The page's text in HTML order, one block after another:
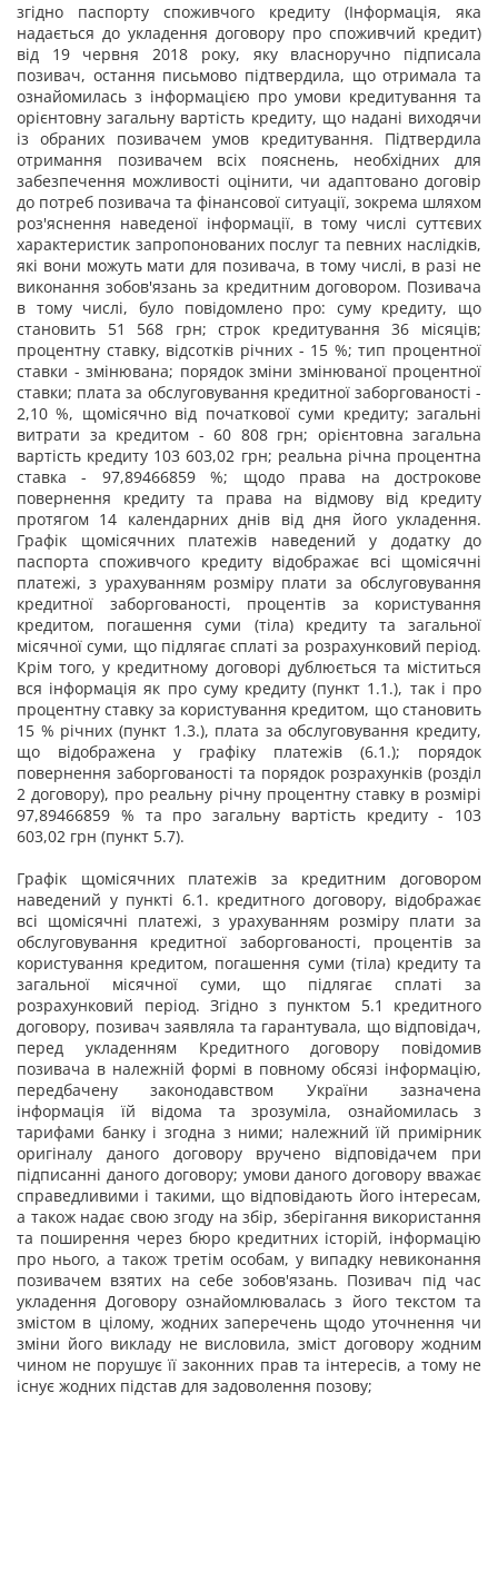
згідно паспорту споживчого кредиту (Інформація, яка
надається до укладення договору про споживчий кредит)
від 19 червня 2018 року, яку власноручно підписала
позивач, остання письмово підтвердила, що отримала та
ознайомилась з інформацією про умови кредитування та
орієнтовну загальну вартість кредиту, що надані виходячи
із обраних позивачем умов кредитування. Підтвердила
отримання позивачем всіх пояснень, необхідних для
забезпечення можливості оцінити, чи адаптовано договір
до потреб позивача та фінансової ситуації, зокрема шляхом
роз'яснення наведеної інформації, в тому числі суттєвих
характеристик запропонованих послуг та певних наслідків,
які вони можуть мати для позивача, в тому числі, в разі не
виконання зобов'язань за кредитним договором. Позивача
в тому числі, було повідомлено про: суму кредиту, що
становить 51 568 грн; строк кредитування 36 місяців;
процентну ставку, відсотків річних - 15 %; тип процентної
ставки - змінювана; порядок зміни змінюваної процентної
ставки; плата за обслуговування кредитної заборгованості -
2,10 %, щомісячно від початкової суми кредиту; загальні
витрати за кредитом - 60 808 грн; орієнтовна загальна
вартість кредиту 103 603,02 грн; реальна річна процентна
ставка - 97,89466859 %; щодо права на дострокове
повернення кредиту та права на відмову від кредиту
протягом 14 календарних днів від дня його укладення.
Графік щомісячних платежів наведений у додатку до
паспорта споживчого кредиту відображає всі щомісячні
платежі, з урахуванням розміру плати за обслуговування
кредитної заборгованості, процентів за користування
кредитом, погашення суми (тіла) кредиту та загальної
місячної суми, що підлягає сплаті за розрахунковий період.
Крім того, у кредитному договорі дублюється та міститься
вся інформація як про суму кредиту (пункт 1.1.), так і про
процентну ставку за користування кредитом, що становить
15 % річних (пункт 1.3.), плата за обслуговування кредиту,
що відображена у графіку платежів (6.1.); порядок
повернення заборгованості та порядок розрахунків (розділ
2 договору), про реальну річну процентну ставку в розмірі
97,89466859 % та про загальну вартість кредиту - 103
603,02 грн (пункт 5.7).
Графік щомісячних платежів за кредитним договором
наведений у пункті 6.1. кредитного договору, відображає
всі щомісячні платежі, з урахуванням розміру плати за
обслуговування кредитної заборгованості, процентів за
користування кредитом, погашення суми (тіла) кредиту та
загальної місячної суми, що підлягає сплаті за
розрахунковий період. Згідно з пунктом 5.1 кредитного
договору, позивач заявляла та гарантувала, що відповідач,
перед укладенням Кредитного договору повідомив
позивача в належній формі в повному обсязі інформацію,
передбачену законодавством України зазначена
інформація їй відома та зрозуміла, ознайомилась з
тарифами банку і згодна з ними; належний їй примірник
оригіналу даного договору вручено відповідачем при
підписанні даного договору; умови даного договору вважає
справедливими і такими, що відповідають його інтересам,
а також надає свою згоду на збір, зберігання використання
та поширення через бюро кредитних історій, інформацію
про нього, а також третім особам, у випадку невиконання
позивачем взятих на себе зобов'язань. Позивач під час
укладення Договору ознайомлювалась з його текстом та
змістом в цілому, жодних заперечень щодо уточнення чи
зміни його викладу не висловила, зміст договору жодним
чином не порушує її законних прав та інтересів, а тому не
існує жодних підстав для задоволення позову;